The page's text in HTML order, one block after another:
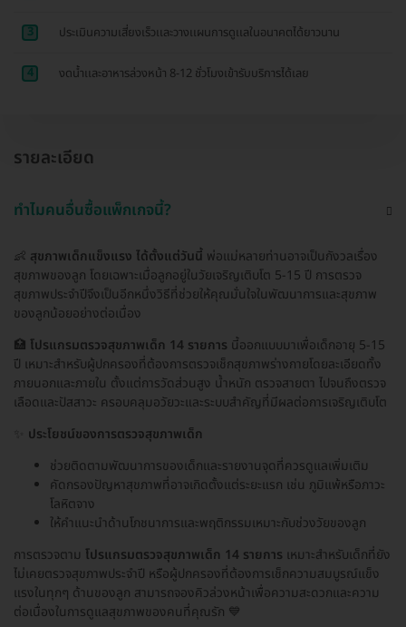
3 ประเมินความเสี่ยงเร็วเเละวางเเผนการดูเเลในอนาคตได้ยาวนาน
4 งดน้ำเเละอาหารล่วงหน้า 8-12 ชั่วโมงเข้ารับบริการได้เลย
รายละเอียด
ทำไมคนอื่นซื้อแพ็กเกจนี้?
👶 สุขภาพเด็กแข็งแรง ได้ตั้งแต่วันนี้ พ่อแม่หลายท่านอาจเป็นกังวลเรื่อง
สุขภาพของลูก โดยเฉพาะเมื่อลูกอยู่ในวัยเจริญเติบโต 5-15 ปี การตรวจ
สุขภาพประจำปีจึงเป็นอีกหนึ่งวิธีที่ช่วยให้คุณมั่นใจในพัฒนาการและสุขภาพ
ของลูกน้อยอย่างต่อเนื่อง
🏥 โปรแกรมตรวจสุขภาพเด็ก 14 รายการ นี้ออกแบบมาเพื่อเด็กอายุ 5-15
ปี เหมาะสำหรับผู้ปกครองที่ต้องการตรวจเช็กสุขภาพร่างกายโดยละเอียดทั้ง
ภายนอกและภายใน ตั้งแต่การวัดส่วนสูง น้ำหนัก ตรวจสายตา ไปจนถึงตรวจ
เลือดและปัสสาวะ ครอบคลุมอวัยวะและระบบสำคัญที่มีผลต่อการเจริญเติบโต
ประโยชน์ของการตรวจสุขภาพเด็ก
ช่วยติดตามพัฒนาการของเด็กและรายงานจุดที่ควรดูแลเพิ่มเติม
คัดกรองปัญหาสุขภาพที่อาจเกิดตั้งแต่ระยะแรก เช่น ภูมิแพ้หรือภาวะ
โลหิตจาง
ให้คำแนะนำด้านโภชนาการและพฤติกรรมเหมาะกับช่วงวัยของลูก
การตรวจตาม โปรแกรมตรวจสุขภาพเด็ก 14 รายการ เหมาะสำหรับเด็กที่ยัง
ไม่เคยตรวจสุขภาพประจำปี หรือผู้ปกครองที่ต้องการเช็กความสมบูรณ์แข็ง
แรงในทุกๆ ด้านของลูก สามารถจองคิวล่วงหน้าเพื่อความสะดวกและความ
ต่อเนื่องในการดูแลสุขภาพของคนที่คุณรัก 💙